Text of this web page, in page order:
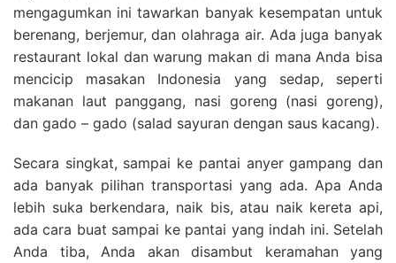
mengagumkan ini tawarkan banyak kesempatan untuk
berenang, berjemur, dan olahraga air. Ada juga banyak
restaurant lokal dan warung makan di mana Anda bisa
mencicip masakan Indonesia yang sedap, seperti
makanan laut panggang, nasi goreng (nasi goreng),
dan gado – gado (salad sayuran dengan saus kacang).
Secara singkat, sampai ke pantai anyer gampang dan
ada banyak pilihan transportasi yang ada. Apa Anda
lebih suka berkendara, naik bis, atau naik kereta api,
ada cara buat sampai ke pantai yang indah ini. Setelah
Anda tiba, Anda akan disambut keramahan yang